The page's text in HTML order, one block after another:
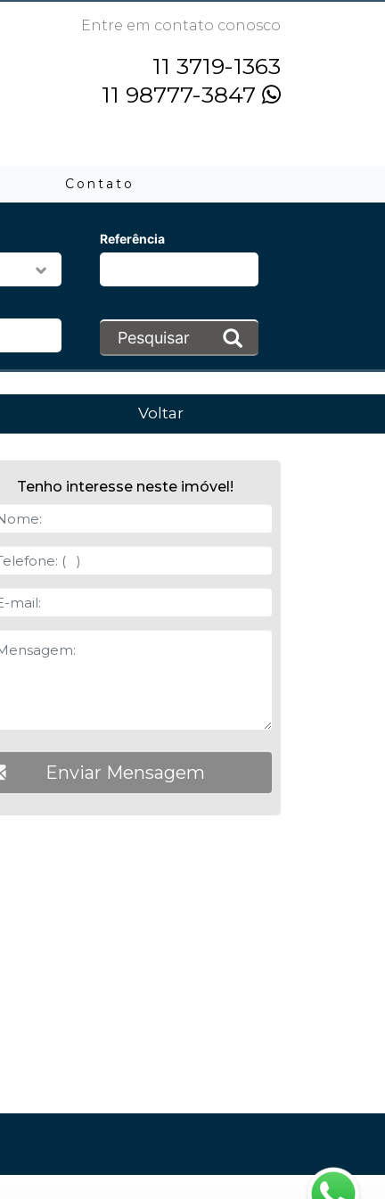
Entre em contato conosco
11 3719-1363
11 98777-3847
Contato
Referência
Voltar
Tenho interesse neste imóvel!